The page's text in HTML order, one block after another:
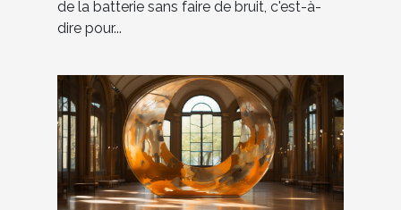
de la batterie sans faire de bruit, c'est-à-
dire pour...